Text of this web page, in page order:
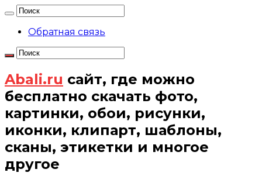
Обратная связь
Abali.ru сайт, где можно
бесплатно скачать фото,
картинки, обои, рисунки,
иконки, клипарт, шаблоны,
сканы, этикетки и многое
другое